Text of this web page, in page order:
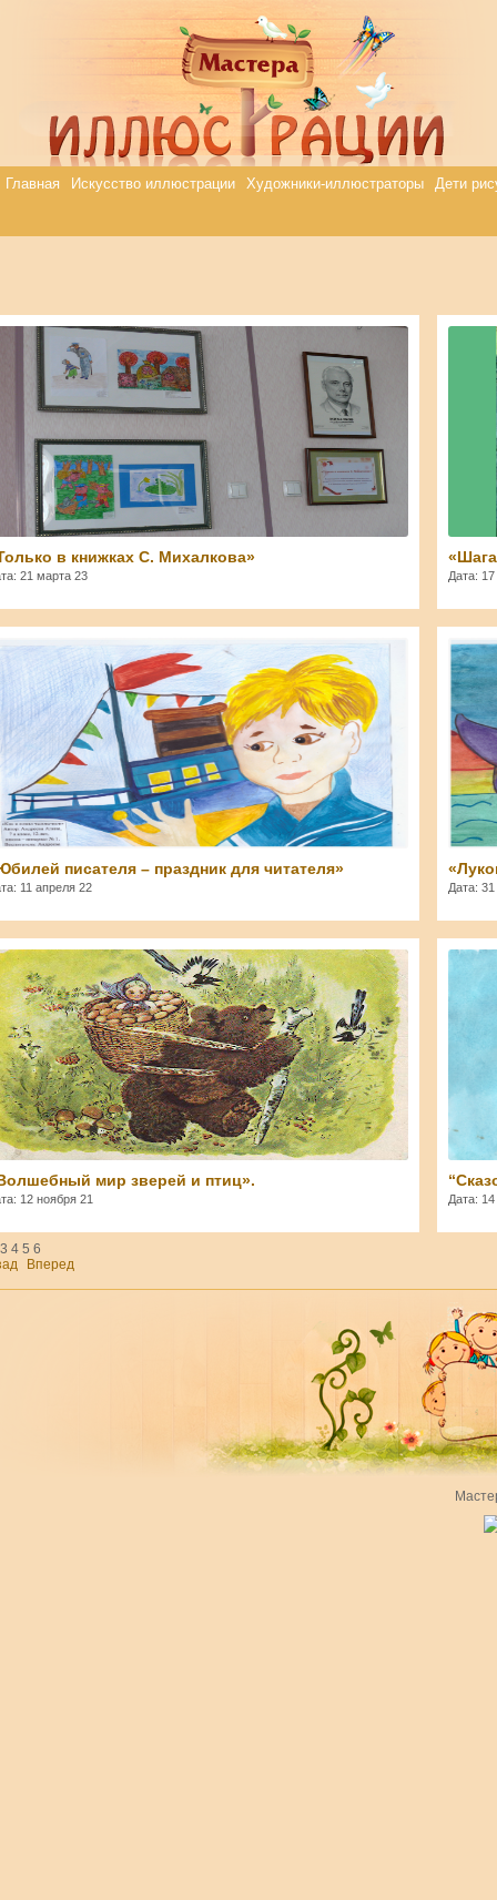
Главная Искусство иллюстрации Художники-иллюстраторы Дети
в книжках С. Михалкова»
21 марта 23 Дата:
Elena
писателя – праздник для читателя»
11 апреля 22 Дата:
admin
мир зверей и птиц».
12 ноября 21 Дата:
3 4 5 6
Вперед